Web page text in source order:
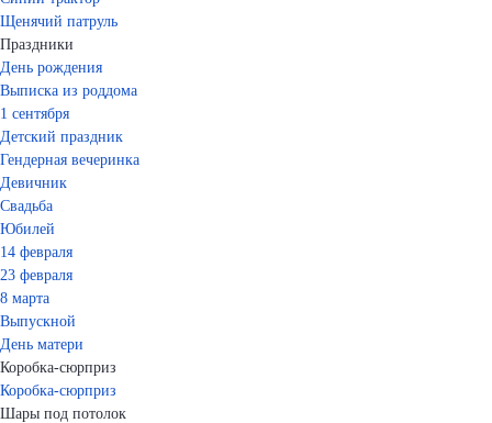
Щенячий патруль
Праздники
День рождения
Выписка из роддома
1 сентября
Детский праздник
Гендерная вечеринка
Девичник
Свадьба
Юбилей
14 февраля
23 февраля
8 марта
Выпускной
День матери
Коробка-сюрприз
Коробка-сюрприз
Шары под потолок